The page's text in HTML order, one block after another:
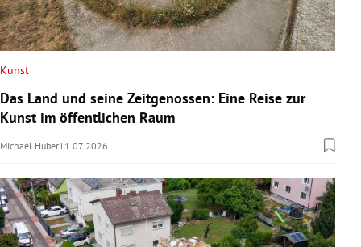
Kunst
Das Land und seine Zeitgenossen: Eine Reise zur
Kunst im öffentlichen Raum
Michael Huber11.07.2026